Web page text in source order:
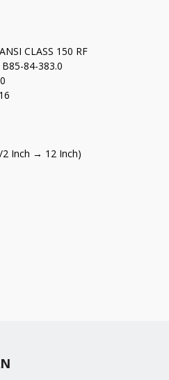
CLASS 150 RF
84-383.0
Inch → 12 Inch)